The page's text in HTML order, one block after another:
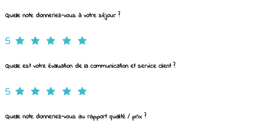
Quelle note donneriez-vous à votre séjour ?
5
Quelle est votre évaluation de la communication et service client ?
5
Quelle note donneriez-vous au rapport qualité / prix ?